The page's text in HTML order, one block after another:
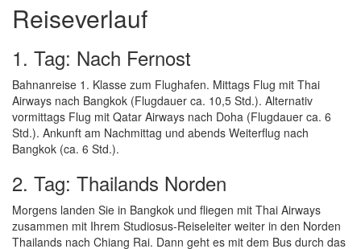
Reiseverlauf
1. Tag: Nach Fernost
Bahnanreise 1. Klasse zum Flughafen. Mittags Flug mit Thai
Airways nach Bangkok (Flugdauer ca. 10,5 Std.). Alternativ
vormittags Flug mit Qatar Airways nach Doha (Flugdauer ca. 6
Std.). Ankunft am Nachmittag und abends Weiterflug nach
Bangkok (ca. 6 Std.).
2. Tag: Thailands Norden
Morgens landen Sie in Bangkok und fliegen mit Thai Airways
zusammen mit Ihrem Studiosus-Reiseleiter weiter in den Norden
Thailands nach Chiang Rai. Dann geht es mit dem Bus durch das